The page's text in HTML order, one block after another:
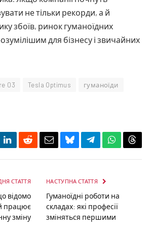
не тільки рекорди, а й
збоїв, ринок гуманоїдних
для бізнесу і звичайних
03 Tesla Optimus
гуманоїди
LinkedInRedditEmailBlueskyTelegramWhatsApp
СТАТТЯ
відомо
працює
зміну
НАСТУПНА СТАТТЯ
Гуманоїдні роботи на
складах: які професії
зміняться першими